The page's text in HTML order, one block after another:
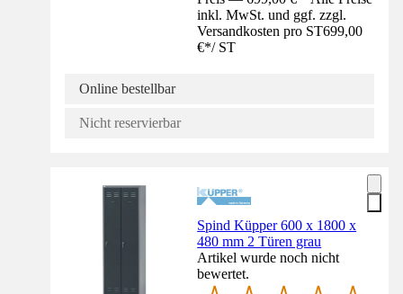
inkl. MwSt. und ggf. zzgl.
Versandkosten pro ST699,00
€*/ ST
Online bestellbar
Nicht reservierbar
Spind Küpper 600 x 1800 x
480 mm 2 Türen grau
Artikel wurde noch nicht
bewertet.